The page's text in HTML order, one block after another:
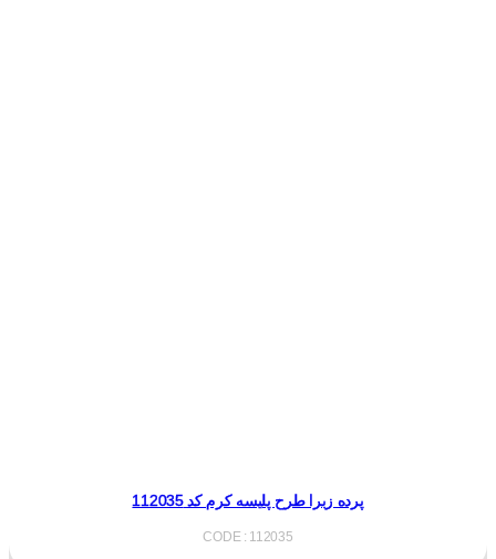
پرده زبرا طرح پلیسه کرم کد 112035
CODE : 112035